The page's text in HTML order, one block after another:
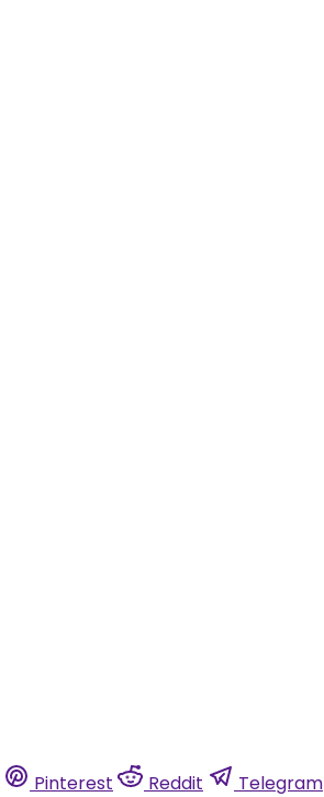
Pinterest Reddit Telegram